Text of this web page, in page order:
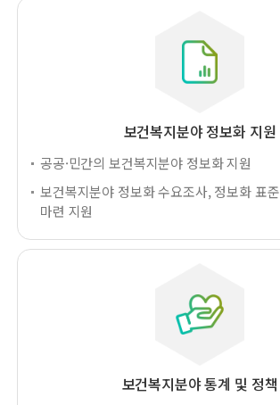
보건복지분야 정보화 지원
공공·민간의 보건복지분야 정보화 지원
보건복지분야 정보화 수요조사, 정보화 표준
마련 지원
보건복지분야 통계 및 정책